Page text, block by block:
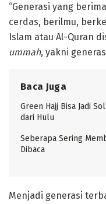
“Generasi yang
cerdas, berilmu,
Islam atau Al-Quran
ummah, yakni
Baca Juga
Green Hajj Bisa Jadi
dari Hulu
Seberapa Sering
Dibaca
Menjadi generasi